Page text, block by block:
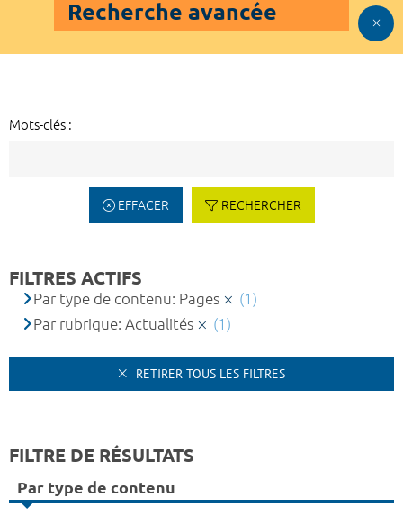
Recherche avancée
Mots-clés :
EFFACER RECHERCHER
FILTRES ACTIFS
Par type de contenu: Pages
(1)
Par rubrique: Actualités
(1)
RETIRER TOUS LES FILTRES
FILTRE DE RÉSULTATS
Par type de contenu